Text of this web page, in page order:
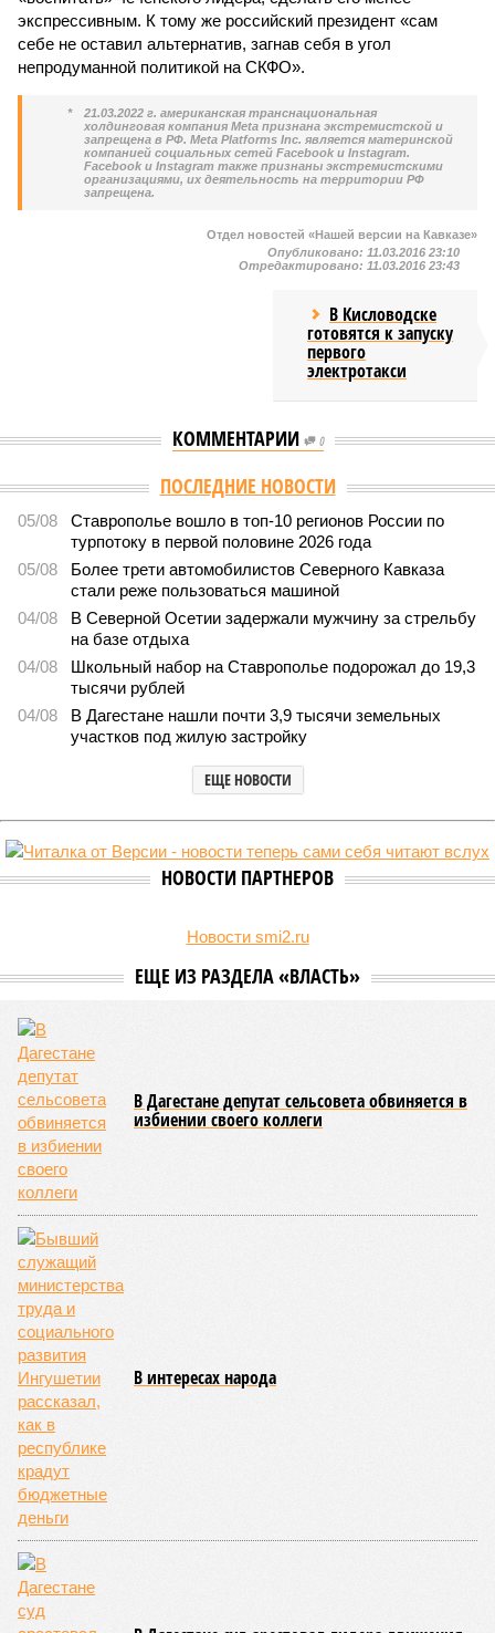
экспрессивным. К тому же российский президент «сам
себе не оставил альтернатив, загнав себя в угол
непродуманной политикой на СКФО».
*
21.03.2022 г. американская транснациональная
холдинговая компания Meta признана экстремистской и
запрещена в РФ. Meta Platforms Inc. является материнской
компанией социальных сетей Facebook и Instagram.
Facebook и Instagram также признаны экстремистскими
организациями, их деятельность на территории РФ
запрещена.
Отдел новостей «Нашей версии на Кавказе»
Опубликовано: 11.03.2016 23:10
Отредактировано: 11.03.2016 23:43
В Кисловодске
готовятся к запуску
первого
электротакси
КОММЕНТАРИИ 0
Версия //Общество //
Кабардино-Балкария и Северная Осетия попали в
топ-5 антирейтинга по детской преступности
Кабардино-Балкария и Северная Осетия попали в топ-5
антирейтинга по детской преступности
Тревожная статистика
детской преступности (фото: pixabay.com/fsHH)
Две республики Северного Кавказа продемонстрировали
существенный рост детской преступности по итогам первого
полугодия 2026-го.
месяцев текущего года было зафиксировано 58
деяния, что превышает показатель за аналогичный период
всего 16 человек.
В соседней Северной Осетии число подростков-
правонарушителей подскочило с 10 до 17. Обе
северокавказские республики в итоге оказались в первой
пятёрке общероссийского антирейтинга.
Эти данные
Министерства внутренних дел Российской Федерации.
В масштабах всей страны картина также выглядит
тревожно: за первое полугодие общее количество
несовершеннолетних преступников увеличилось по
сравнению с аналогичным периодом минувшего года на 945
человек и достигло отметки в 11,4 тысячи.
В Чукотском автономном округе число малолетних
нарушителей закона выросло с одного до шести, в
Чеченской Республике, где годом ранее таковых не было
вовсе, теперь зафиксировано восемь случаев, а в
Пензенской области показатель и вовсе подскочил с 39 до
87 человек.
Наибольший абсолютный прирост подростковой
преступности зафиксирован в трёх федеральных округах.
В Северо-Западном федеральном округе количество таких
правонарушителей выросло с 937 до 1,1 тысячи, в
Приволжском – с 2,2 до 2,3 тысячи, а в Центральном – с 1,8